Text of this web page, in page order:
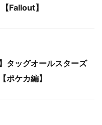
Fallout】
タッグオールスターズ
ポケカ編】